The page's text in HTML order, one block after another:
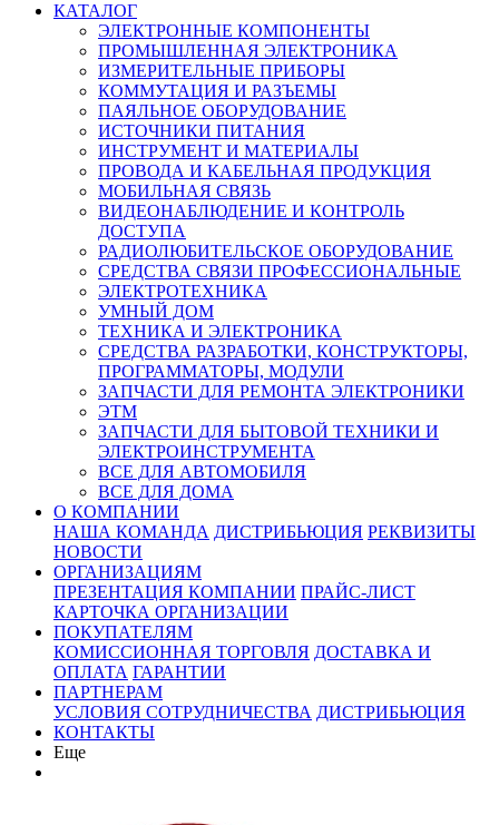
КАТАЛОГ
ЭЛЕКТРОННЫЕ КОМПОНЕНТЫ
ПРОМЫШЛЕННАЯ ЭЛЕКТРОНИКА
ИЗМЕРИТЕЛЬНЫЕ ПРИБОРЫ
КОММУТАЦИЯ И РАЗЪЕМЫ
ПАЯЛЬНОЕ ОБОРУДОВАНИЕ
ИСТОЧНИКИ ПИТАНИЯ
ИНСТРУМЕНТ И МАТЕРИАЛЫ
ПРОВОДА И КАБЕЛЬНАЯ ПРОДУКЦИЯ
МОБИЛЬНАЯ СВЯЗЬ
ВИДЕОНАБЛЮДЕНИЕ И КОНТРОЛЬ
ДОСТУПА
РАДИОЛЮБИТЕЛЬСКОЕ ОБОРУДОВАНИЕ
СРЕДСТВА СВЯЗИ ПРОФЕССИОНАЛЬНЫЕ
ЭЛЕКТРОТЕХНИКА
УМНЫЙ ДОМ
ТЕХНИКА И ЭЛЕКТРОНИКА
СРЕДСТВА РАЗРАБОТКИ, КОНСТРУКТОРЫ,
ПРОГРАММАТОРЫ, МОДУЛИ
ЗАПЧАСТИ ДЛЯ РЕМОНТА ЭЛЕКТРОНИКИ
ЭТМ
ЗАПЧАСТИ ДЛЯ БЫТОВОЙ ТЕХНИКИ И
ЭЛЕКТРОИНСТРУМЕНТА
ВСЕ ДЛЯ АВТОМОБИЛЯ
ВСЕ ДЛЯ ДОМА
О КОМПАНИИ
НАША КОМАНДА ДИСТРИБЬЮЦИЯ РЕКВИЗИТЫ
НОВОСТИ
ОРГАНИЗАЦИЯМ
ПРЕЗЕНТАЦИЯ КОМПАНИИ ПРАЙС-ЛИСТ
КАРТОЧКА ОРГАНИЗАЦИИ
ПОКУПАТЕЛЯМ
КОМИССИОННАЯ ТОРГОВЛЯ ДОСТАВКА И
ОПЛАТА ГАРАНТИИ
ПАРТНЕРАМ
УСЛОВИЯ СОТРУДНИЧЕСТВА ДИСТРИБЬЮЦИЯ
КОНТАКТЫ
Еще